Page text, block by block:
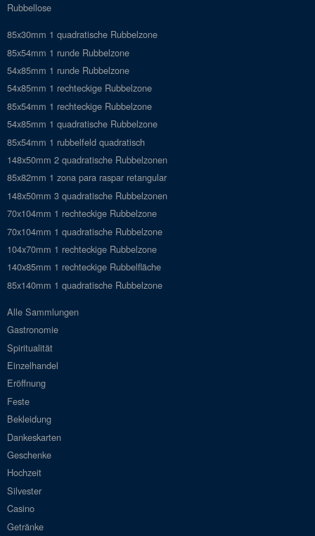
Rubbellose
85x30mm 1 quadratische Rubbelzone
85x54mm 1 runde Rubbelzone
54x85mm 1 runde Rubbelzone
54x85mm 1 rechteckige Rubbelzone
85x54mm 1 rechteckige Rubbelzone
54x85mm 1 quadratische Rubbelzone
85x54mm 1 rubbelfeld quadratisch
148x50mm 2 quadratische Rubbelzonen
85x82mm 1 zona para raspar retangular
148x50mm 3 quadratische Rubbelzonen
70x104mm 1 rechteckige Rubbelzone
70x104mm 1 quadratische Rubbelzone
104x70mm 1 rechteckige Rubbelzone
140x85mm 1 rechteckige Rubbelfläche
85x140mm 1 quadratische Rubbelzone
Alle Sammlungen
Gastronomie
Spiritualität
Einzelhandel
Eröffnung
Feste
Bekleidung
Dankeskarten
Geschenke
Hochzeit
Silvester
Casino
Getränke